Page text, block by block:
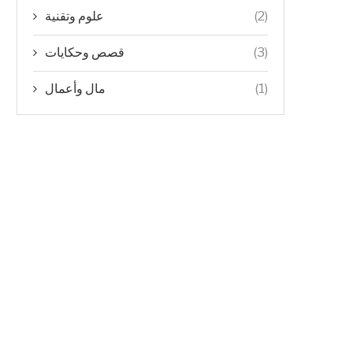
علوم وتقنية (2)
قصص وحكايات (3)
مال وأعمال (1)